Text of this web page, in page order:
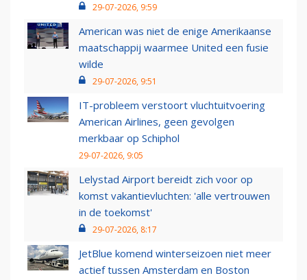
29-07-2026, 9:59
American was niet de enige Amerikaanse
maatschappij waarmee United een fusie
wilde
29-07-2026, 9:51
IT-probleem verstoort vluchtuitvoering
American Airlines, geen gevolgen
merkbaar op Schiphol
29-07-2026, 9:05
Lelystad Airport bereidt zich voor op
komst vakantievluchten: 'alle vertrouwen
in de toekomst'
29-07-2026, 8:17
JetBlue komend winterseizoen niet meer
actief tussen Amsterdam en Boston